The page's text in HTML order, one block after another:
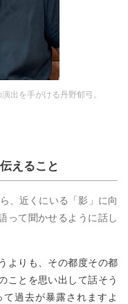
出を手がける丹野郁弓。
えること
、近くにいる「影」に向
って聞かせるように話し
りも、その都度その都
ことを思い出して話そう
過去が暴露されますよ